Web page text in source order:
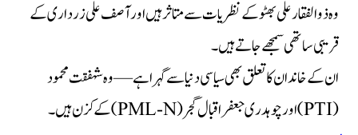
وہ ذوالفقار علی بھٹو کے نظریات سے متاثر ہیں اور آصف علی زرداری کے
قریبی ساتھی سمجھے جاتے ہیں۔
ان کے خاندان کا تعلق بھی سیاسی دنیا سے گہرا ہے — وہ شہفقت محمود
(PTI) اور چوہدری جعفر اقبال گجر (PML-N) کے کزن ہیں۔